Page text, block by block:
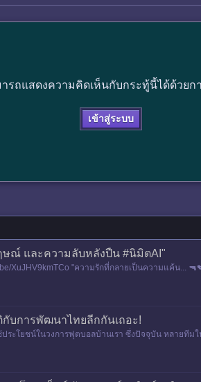
รถแสดงความคิดเห็นกับกระทู้นี้ได้ด้วยก
เข้าสู่ระบบ
ษณ์ และความลับหลังปืน #นิมิตAI"
XuJHV9kmTCo "ความรักที่กลายเป็นความแค้น
บการพัฒนาไทยลีกกันเถอะ!
โยชน์ในวงการฟุตบอลบ้านเรา ซึ่งปัจจุบัน หลายทีม